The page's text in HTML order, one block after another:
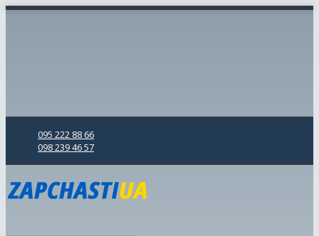
095 222 88 66
098 239 46 57